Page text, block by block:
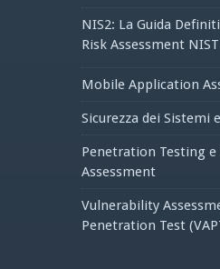
NIS2: La Guida
Risk Assessment
Mobile Application
Sicurezza dei Sistemi
Penetration Testing
Assessment
Vulnerability
Penetration Test